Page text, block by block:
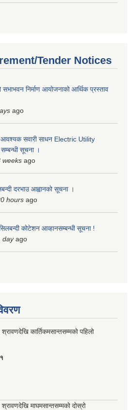
Tender Notices
निर्माण आयोजनाको आर्थिक प्रस्ताव
ago
आवश्यक सवारी साधन Electric Utility
सूचना ।
weeks ago
दरभाउ आह्वानको सूचना ।
hours ago
कोटेशन आव्हानसम्बन्धी सूचना !
dayago
कार्तिकमसान्तसम्मको पहिलो
माघमसान्तसम्मको दोस्रो